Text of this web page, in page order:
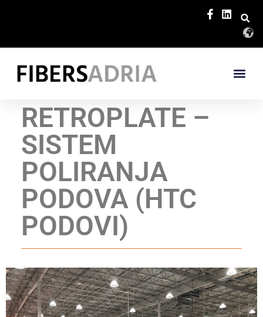
RETROPLATE –
SISTEM
POLIRANJA
PODOVA (HTC
PODOVI)